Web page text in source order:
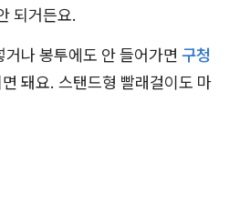
되거든요.
거나 봉투에도 안 들어가면 구청
돼요. 스탠드형 빨래걸이도 마